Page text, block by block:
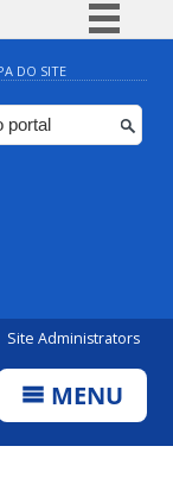
BR
DO SITE
Site Administrators
MENU